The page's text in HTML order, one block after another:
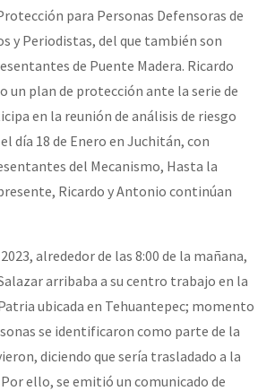
para Personas Defensoras de
y Periodistas, del que también son
de Puente Madera. Ricardo
un plan de protección ante la serie de
en la reunión de análisis de riesgo
día 18 de Enero en Juchitán, con
del Mecanismo, Hasta la
Ricardo y Antonio continúan
alrededor de las 8:00 de la mañana,
arribaba a su centro trabajo en la
ubicada en Tehuantepec; momento
se identificaron como parte de la
diciendo que sería trasladado a la
Por ello, se emitió un comunicado de